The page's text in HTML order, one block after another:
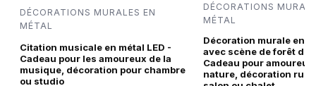
DÉCORATIONS MURALES EN
MÉTAL
Citation musicale en métal LED -
Cadeau pour les amoureux de la
musique, décoration pour chambre
ou studio
DÉCORATIONS
MÉTAL
Décoration murale en
avec scène de forêt de
Cadeau pour amoureux
nature, décoration